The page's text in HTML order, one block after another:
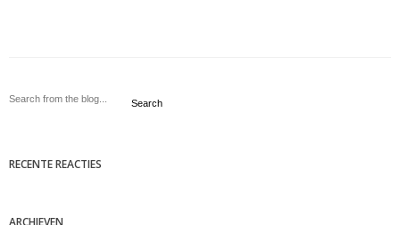
Search
RECENTE REACTIES
ARCHIEVEN